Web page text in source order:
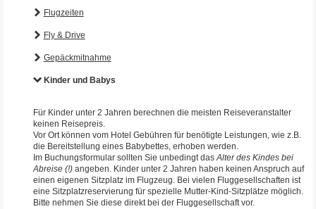
Flugzeiten
Fly & Drive
Gepäckmitnahme
Kinder und Babys
Für Kinder unter 2 Jahren berechnen die meisten Reiseveranstalter
keinen Reisepreis.
Vor Ort können vom Hotel Gebühren für benötigte Leistungen, wie z.B.
die Bereitstellung eines Babybettes, erhoben werden.
Im Buchungsformular sollten Sie unbedingt dasAlter des Kindes bei
Abreise (!)angeben. Kinder unter 2 Jahren haben keinen Anspruch auf
einen eigenen Sitzplatz im Flugzeug. Bei vielen Fluggesellschaften ist
eine Sitzplatzreservierung für spezielle Mutter-Kind-Sitzplätze möglich.
Bitte nehmen Sie diese direkt bei der Fluggesellschaft vor.